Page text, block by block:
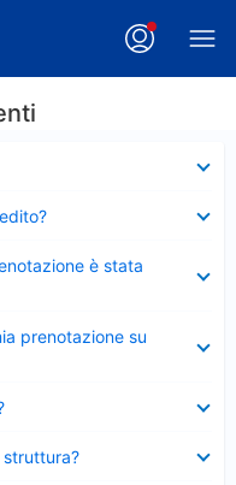
è stata
prenotazione su